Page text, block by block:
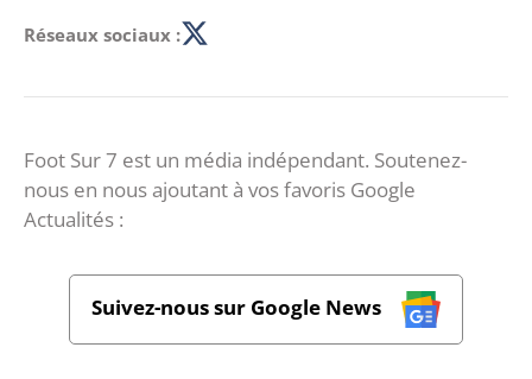
Réseaux sociaux :
Foot Sur 7 est un média indépendant. Soutenez-
nous en nous ajoutant à vos favoris Google
Actualités :
Suivez-nous sur Google News